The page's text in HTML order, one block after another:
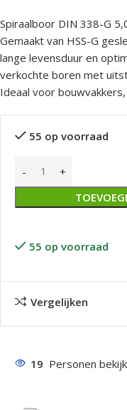
Spiraalboor DIN 338-G
Gemaakt van HSS-G
lange levensduur en
verkochte boren met
Ideaal voor
55 op voorraad
55 op voorraad
Vergelijken
19 Personen